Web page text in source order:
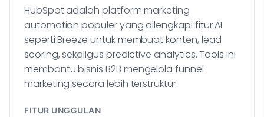
HubSpot adalah platform marketing
automation populer yang dilengkapi fitur AI
seperti Breeze untuk membuat konten, lead
scoring, sekaligus predictive analytics. Tools ini
membantu bisnis B2B mengelola funnel
marketing secara lebih terstruktur.
FITUR UNGGULAN